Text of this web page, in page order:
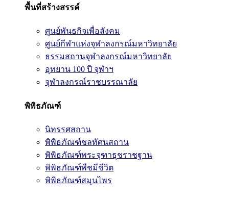
พื้นที่สร้างสรรค์
ศูนย์พันธกิจเพื่อสังคม
ศูนย์กีฬาแห่งจุฬาลงกรณ์มหาวิทยาลัย
ธรรมสถานจุฬาลงกรณ์มหาวิทยาลัย
อุทยาน 100 ปี จุฬาฯ
จุฬาลงกรณ์ราชบรรณาลัย
พิพิธภัณฑ์
นิทรรศสถาน
พิพิธภัณฑ์ชลทัศนสถาน
พิพิธภัณฑ์พระจุฑาธุชราชฐาน
พิพิธภัณฑ์พืชมีชีวิต
พิพิธภัณฑ์สมุนไพร